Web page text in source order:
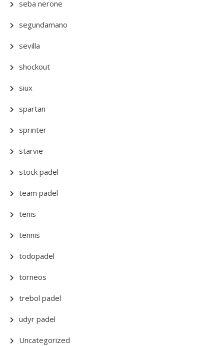
seba nerone
segundamano
sevilla
shockout
siux
spartan
sprinter
starvie
stock padel
team padel
tenis
tennis
todopadel
torneos
trebol padel
udyr padel
Uncategorized